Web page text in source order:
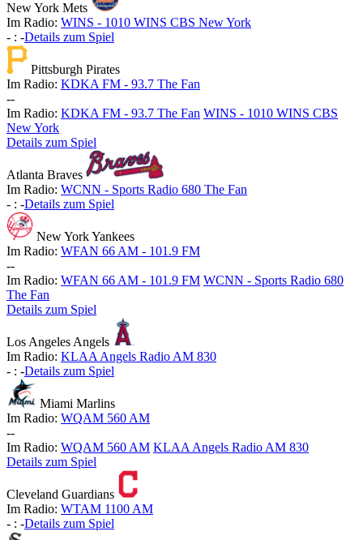
New York Mets
Im Radio: WINS - 1010 WINS CBS New York
- : -Details zum Spiel
Pittsburgh Pirates
Im Radio: KDKA FM - 93.7 The Fan
--
Im Radio: KDKA FM - 93.7 The Fan WINS - 1010 WINS CBS
New York
Details zum Spiel
Atlanta Braves
Im Radio: WCNN - Sports Radio 680 The Fan
- : -Details zum Spiel
New York Yankees
Im Radio: WFAN 66 AM - 101.9 FM
--
Im Radio: WFAN 66 AM - 101.9 FM WCNN - Sports Radio 680
The Fan
Details zum Spiel
Los Angeles Angels
Im Radio: KLAA Angels Radio AM 830
- : -Details zum Spiel
Miami Marlins
Im Radio: WQAM 560 AM
--
Im Radio: WQAM 560 AM KLAA Angels Radio AM 830
Details zum Spiel
Cleveland Guardians
Im Radio: WTAM 1100 AM
- : -Details zum Spiel